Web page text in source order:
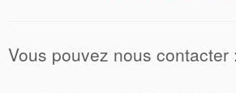
Vous pouvez nous contacter :